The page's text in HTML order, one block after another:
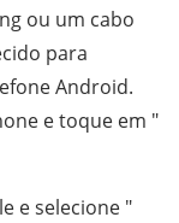
ou um cabo
para
Android.
e toque em "
e selecione "